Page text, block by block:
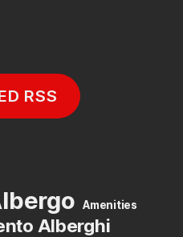
RSS
Amenities
Alberghi